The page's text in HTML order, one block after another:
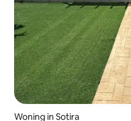
Woning in Sotira